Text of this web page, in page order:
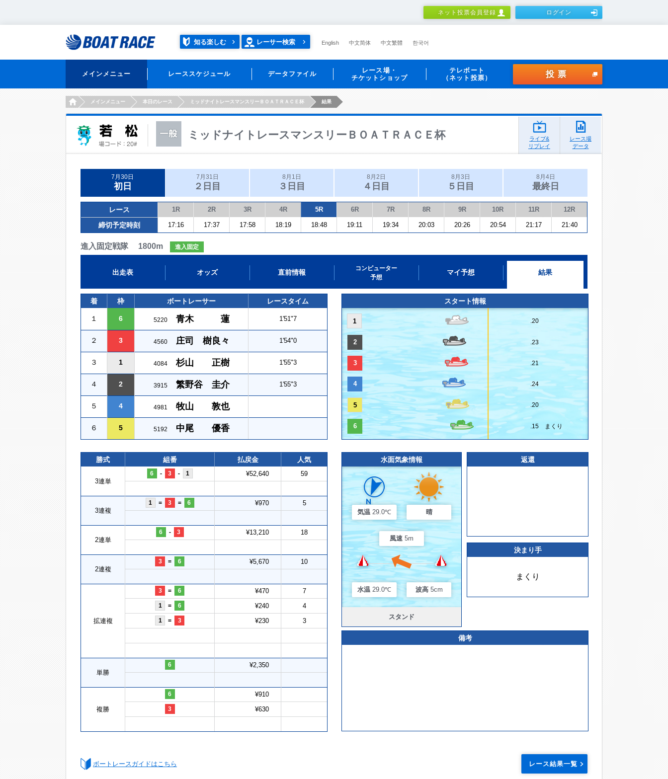
ネット投票会員登録 ログイン
知る楽しむ レーサー検索 English 中文简体 中文繁體 한국어
メインメニュー レーススケジュール データファイル
レース場・
チケットショップ
テレボート
（ネット投票）
投票
HOMEメインメニュー 本日のレース ミッドナイトレースマンスリーＢＯＡＴＲＡＣＥ杯 結果
ミッドナイトレースマンスリーＢＯＡＴＲＡＣＥ杯
ライブ&
リプレイ
レース場
データ
7月30日
初日
7月31日
２日目
8月1日
３日目
8月2日
４日目
8月3日
５日目
8月4日
最終日
レース 1R 2R 3R 4R 5R 6R 7R 8R 9R 10R 11R 12R
締切予定時刻 17:16 17:37 17:58 18:19 18:48 19:11 19:34 20:03 20:26 20:54 21:17 21:40
進入固定戦隊 1800m 進入固定
出走表 オッズ 直前情報
コンピューター
予想
マイ予想 結果
着 枠 ボートレーサー レースタイム
１ 6 5220 青木 蓮 1'51"7
２ 3 4560 庄司 樹良々 1'54"0
３ 1 4084 杉山 正樹 1'55"3
４ 2 3915 繁野谷 圭介 1'55"3
５ 4 4981 牧山 敦也
６ 5 5192 中尾 優香
スタート情報
1 .20
2 .23
3 .21
4 .24
5 .20
6 .15 まくり
勝式 組番 払戻金 人気
3連単
6 - 3 - 1 ¥52,640 59
3連複
1 = 3 = 6 ¥970 5
2連単
6 - 3 ¥13,210 18
2連複
3 = 6 ¥5,670 10
拡連複
3 = 6 ¥470 7
1 = 6 ¥240 4
1 = 3 ¥230 3
単勝
6 ¥2,350
複勝
6 ¥910
3 ¥630
水面気象情報
気温 29.0℃ 晴
風速 5m
水温 29.0℃ 波高 5cm
スタンド
返還
決まり手
まくり
備考
ボートレースガイドはこちら レース結果一覧